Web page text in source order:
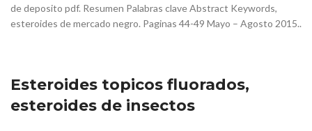
de deposito pdf. Resumen Palabras clave Abstract Keywords,
esteroides de mercado negro. Paginas 44-49 Mayo – Agosto 2015..
Esteroides topicos fluorados,
esteroides de insectos